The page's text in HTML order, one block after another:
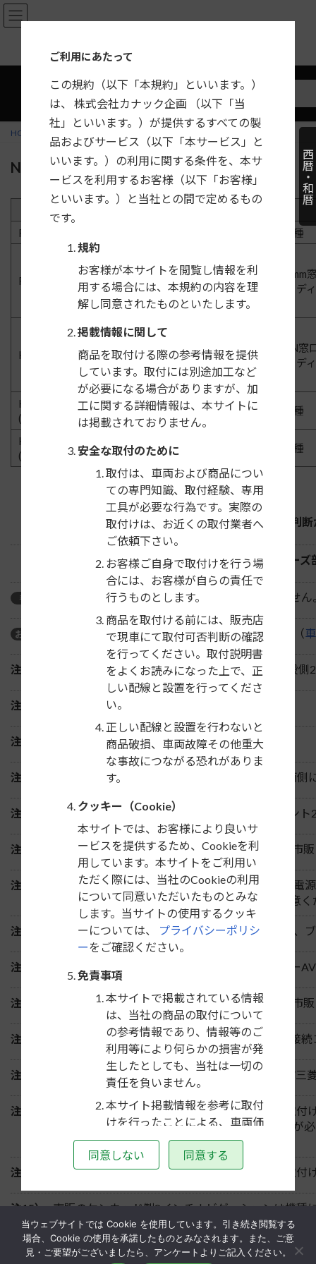
コ
ン
ナ
ビ
HOME
NV100クリッパーリオ／クリッパーリオ
R8/5〜現在
全車種
R1/6〜R8/5 DR17W
200mm
(オーデ
H27/3〜R1/6 DR17W
2DIN窓
(オーデ
H25/12～H27/3
(NV100クリッパーリオ）
DR64W 全車種
H19/6～H24/1
(クリッパーリオ）
全車種
フローティングタイプの製品は、振動や取付位置の判
市販のディスプレイオーディオは、機種によってノー
参考 年式の空いている期間は車両が生産されていません
お願い 年式H25/12～H27/3の車両については未調査。（
注1） 2DINサイズの市販カーAVを取付ける場合は上段側
注2） 純正ブラケットを使用して取付けます。
注3） オーディオレス車は未調査。
注4） AM/FMラジオ（スピーカー内蔵）付車は、車両
注5） 純正ディーラーオプションのオーディオ＋フロン
注6） 車両側取付部の最短奥行き寸法は197mmです。
注7）
取付ける200mmワイドナビゲーションに付属の
ーカーオプションの「汎用電源コード」をご用意
注8） 200mmワイドナビゲーションを取付ける場合は
注9） ステアリングスイッチ付車は、取付ける市販カー
注10） 車両側取付部の最短奥行き寸法は204mmです。
注11） カーナビゲーションを取付ける場合は車速信号接
注12） アルパイン/クラリオン/ケンウッド/パイオニア/三
注13）
市販のパイオニア製8インチナビゲーションの取
ション用ダイレクトハーネス「AX-P16AS
」が
用コネクター（5P）」は使用しません。
注14） 市販のアルパイン製8インチナビゲーションの取
注15） 市販のケンウッド製8インチナビゲーションは機種
西暦・和暦
ご利用にあたって
この規約（以下「本規約」といいます。）
は、 株式会社カナック企画 （以下「当
社」といいます。）が提供するすべての製
品およびサービス（以下「本サービス」と
いいます。）の利用に関する条件を、本サ
ービスを利用するお客様（以下「お客様」
といいます。）と当社との間で定めるもの
です。
規約
お客様が本サイトを閲覧し情報を利
用する場合には、本規約の内容を理
解し同意されたものといたします。
掲載情報に関して
商品を取付ける際の参考情報を提供
しています。取付には別途加工など
が必要になる場合がありますが、加
工に関する詳細情報は、本サイトに
は掲載されておりません。
安全な取付のために
取付は、車両および商品につい
ての専門知識、取付経験、専用
工具が必要な行為です。実際の
取付けは、お近くの取付業者へ
ご依頼下さい。
お客様ご自身で取付けを行う場
合には、お客様が自らの責任で
行うものとします。
商品を取付ける前には、販売店
で現車にて取付可否判断の確認
を行ってください。取付説明書
をよくお読みになった上で、正
しい配線と設置を行ってくださ
い。
正しい配線と設置を行わないと
商品破損、車両故障その他重大
な事故につながる恐れがありま
す。
クッキー（Cookie）
本サイトでは、お客様により良いサ
ービスを提供するため、Cookieを利
用しています。本サイトをご利用い
ただく際には、当社のCookieの利用
について同意いただいたものとみな
します。当サイトの使用するクッキ
ーについては、
プライバシーポリシ
ーをご確認ください。
免責事項
本サイトで掲載されている情報
は、当社の商品の取付について
の参考情報であり、情報等のご
利用等により何らかの損害が発
生したとしても、当社は一切の
責任を負いません。
本サイト掲載情報を参考に取付
けを行ったことによる、車両価
値の変動や評価等について、当
社は一切の責任を負いません。
お客様は本サイトのご利用にあた
り、次の行為をしてはいけません。
本サイトで得た情報を、当社の
同意しない 同意する
当ウェブサイトでは Cookie を使用しています。引き続き閲覧する
場合、Cookie の使用を承諾したものとみなされます。また、ご意
見・ご要望がございましたら、アンケートよりご記入ください。